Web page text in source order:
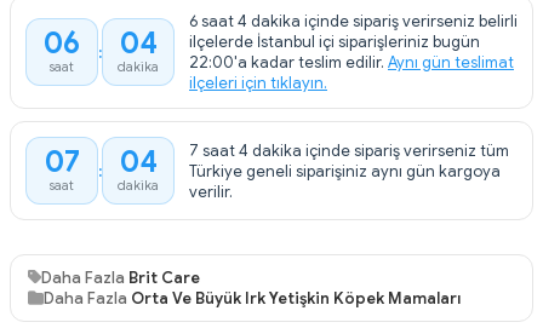
06
saat
: 04
dakika
6 saat 4 dakika içinde sipariş verirseniz belirli
ilçelerde İstanbul içi siparişleriniz bugün
22:00'a kadar teslim edilir. Aynı gün teslimat
ilçeleri için tıklayın.
07
saat
: 04
dakika
7 saat 4 dakika içinde sipariş verirseniz tüm
Türkiye geneli siparişiniz aynı gün kargoya
verilir.
Daha Fazla Brit Care
Daha Fazla Orta Ve Büyük Irk Yetişkin Köpek Mamaları